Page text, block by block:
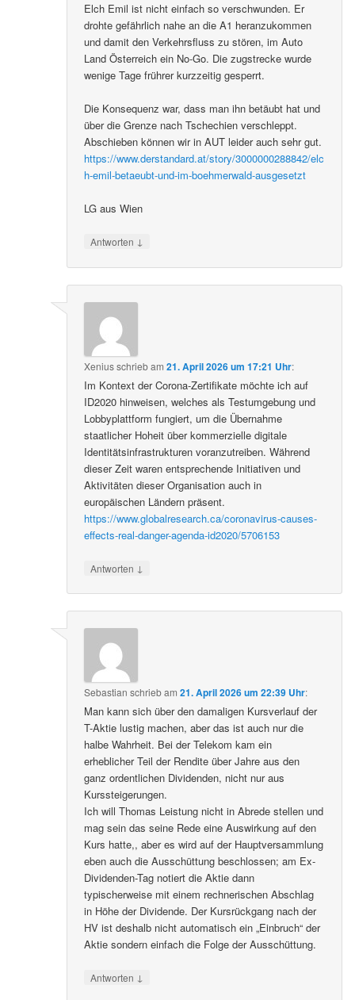
Elch Emil ist nicht einfach so verschwunden. Er
drohte gefährlich nahe an die A1 heranzukommen
und damit den Verkehrsfluss zu stören, im Auto
Land Österreich ein No-Go. Die zugstrecke wurde
wenige Tage frührer kurzzeitig gesperrt.
Die Konsequenz war, dass man ihn betäubt hat und
über die Grenze nach Tschechien verschleppt.
Abschieben können wir in AUT leider auch sehr gut.
https://www.derstandard.at/story/3000000288842/elc
h-emil-betaeubt-und-im-boehmerwald-ausgesetzt
LG aus Wien
Antworten ↓
Xeniusschriebam21. April 2026 um 17:21 Uhr:
Im Kontext der Corona-Zertifikate möchte ich auf
ID2020 hinweisen, welches als Testumgebung und
Lobbyplattform fungiert, um die Übernahme
staatlicher Hoheit über kommerzielle digitale
Identitätsinfrastrukturen voranzutreiben. Während
dieser Zeit waren entsprechende Initiativen und
Aktivitäten dieser Organisation auch in
europäischen Ländern präsent.
https://www.globalresearch.ca/coronavirus-causes-
effects-real-danger-agenda-id2020/5706153
Antworten ↓
Sebastian schriebam21. April 2026 um 22:39 Uhr:
Man kann sich über den damaligen Kursverlauf der
T-Aktie lustig machen, aber das ist auch nur die
halbe Wahrheit. Bei der Telekom kam ein
erheblicher Teil der Rendite über Jahre aus den
ganz ordentlichen Dividenden, nicht nur aus
Kurssteigerungen.
Ich will Thomas Leistung nicht in Abrede stellen und
mag sein das seine Rede eine Auswirkung auf den
Kurs hatte,, aber es wird auf der Hauptversammlung
eben auch die Ausschüttung beschlossen; am Ex-
Dividenden-Tag notiert die Aktie dann
typischerweise mit einem rechnerischen Abschlag
in Höhe der Dividende. Der Kursrückgang nach der
HV ist deshalb nicht automatisch ein „Einbruch“ der
Aktie sondern einfach die Folge der Ausschüttung.
Antworten ↓